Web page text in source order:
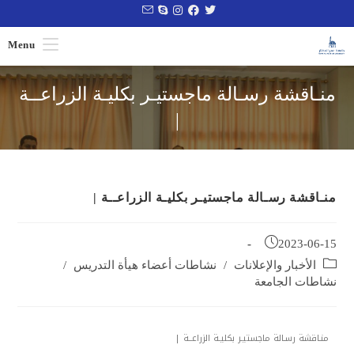
Menu
منـاقشة رسـالة ماجستيـر بكليـة الزراعــة
|
منـاقشة رسـالة ماجستيـر بكليـة الزراعــة |
2023-06-15
الأخبار والإعلانات
/ نشاطات أعضاء هيأة التدريس
/
نشاطات الجامعة
منـاقشة رسـالة ماجستيـر بكليـة الزراعــة |